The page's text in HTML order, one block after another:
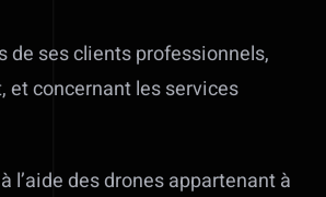
de ses clients professionnels,
et concernant les services
des drones appartenant à